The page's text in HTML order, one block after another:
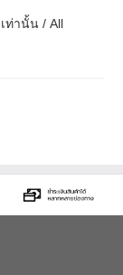
ท่านั้น / All